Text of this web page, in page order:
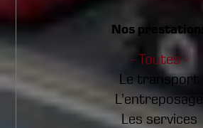
Nos prestations
- Toutes -
Le transport
L’entreposage
Les services